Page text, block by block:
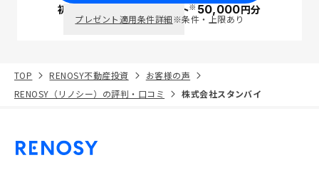
初回面談で ポイント※50,000円分
プレゼント適用条件詳細※条件・上限あり
TOP RENOSY不動産投資
お客様の声
RENOSY（リノシー）の評判・口コミ
株式会社スタンバイ